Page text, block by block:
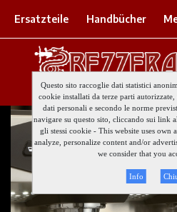
Handbücher
Ersatzteile
Questo sito raccoglie dati statistici
cookie installati da terze parti
dati personali e secondo le norme
navigare su questo sito, cliccando sui link
gli stessi cookie - This website uses own
analyze, personalize content and/or
we consider that you
Info